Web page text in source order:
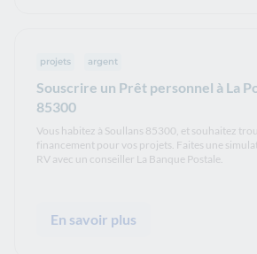
Souscrire un Prêt personnel à La
85300
projets argent
Vous habitez à Soullans 85300, et souhaitez
financement pour vos projets. Faites une
RV avec un conseiller La Banque Postale.
En savoir plus